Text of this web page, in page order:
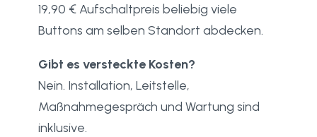
19,90 € Aufschaltpreis beliebig viele
Buttons am selben Standort abdecken.
Gibt es versteckte Kosten?
Nein. Installation, Leitstelle,
Maßnahmegespräch und Wartung sind
inklusive.